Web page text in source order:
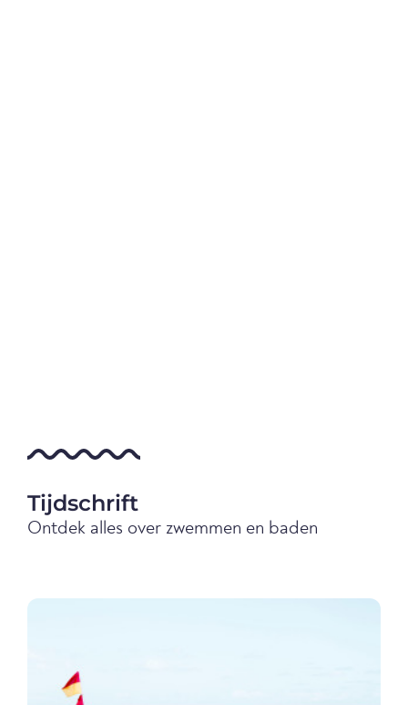
Tijdschrift
Ontdek alles over zwemmen en baden